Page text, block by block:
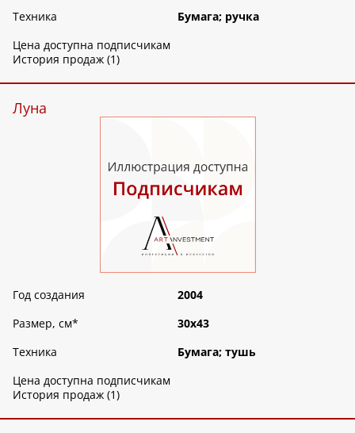
Техника
Бумага; ручка
Цена доступна подписчикам
История продаж (1)
Луна
Год создания
2004
Размер, см*
30х43
Техника
Бумага; тушь
Цена доступна подписчикам
История продаж (1)